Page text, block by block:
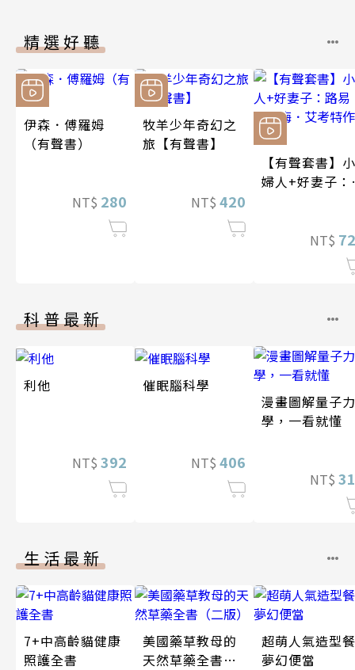
精選好聽
伊森．傅羅姆
（有聲書）
NT$ 280
牧羊少年奇幻之
旅【有聲書】
NT$ 420
【有聲套書】小
婦人+好妻子：
NT$
科普最新
利他
NT$ 392
催眠腦科學
NT$ 406
漫畫圖解量子力
學，一看就懂
NT$
生活最新
7+中高齡貓健康
照護全書
美國藥草教母的
天然草藥全書
超萌人氣造型
夢幻便當